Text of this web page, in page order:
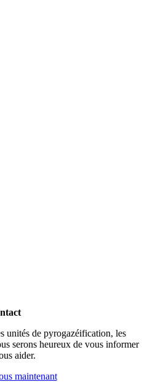
unités de pyrogazéification, les
serons heureux de vous informer
aider.
maintenant